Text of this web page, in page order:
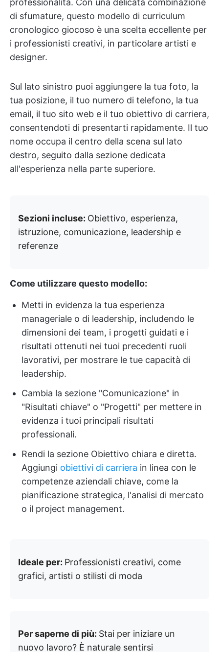
professionalità. Con una delicata combinazione
di sfumature, questo modello di curriculum
cronologico giocoso è una scelta eccellente per
i professionisti creativi, in particolare artisti e
designer.
Sul lato sinistro puoi aggiungere la tua foto, la
tua posizione, il tuo numero di telefono, la tua
email, il tuo sito web e il tuo obiettivo di carriera,
consentendoti di presentarti rapidamente. Il tuo
nome occupa il centro della scena sul lato
destro, seguito dalla sezione dedicata
all'esperienza nella parte superiore.
Sezioni incluse: Obiettivo, esperienza,
istruzione, comunicazione, leadership e
referenze
Come utilizzare questo modello:
Metti in evidenza la tua esperienza
manageriale o di leadership, includendo le
dimensioni dei team, i progetti guidati e i
risultati ottenuti nei tuoi precedenti ruoli
lavorativi, per mostrare le tue capacità di
leadership.
Cambia la sezione "Comunicazione" in
"Risultati chiave" o "Progetti" per mettere in
evidenza i tuoi principali risultati
professionali.
Rendi la sezione Obiettivo chiara e diretta.
Aggiungi obiettivi di carriera in linea con le
competenze aziendali chiave, come la
pianificazione strategica, l'analisi di mercato
o il project management.
Ideale per: Professionisti creativi, come
grafici, artisti o stilisti di moda
Per saperne di più: Stai per iniziare un
nuovo lavoro? È naturale sentirsi